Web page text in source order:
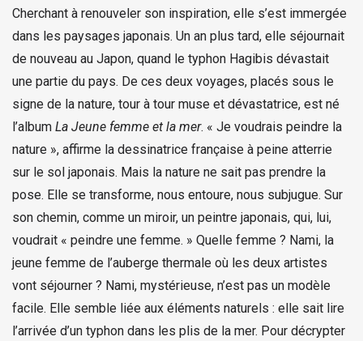
Cherchant à renouveler son inspiration, elle s’est immergée
dans les paysages japonais. Un an plus tard, elle séjournait
de nouveau au Japon, quand le typhon Hagibis dévastait
une partie du pays. De ces deux voyages, placés sous le
signe de la nature, tour à tour muse et dévastatrice, est né
l’album La Jeune femme et la mer. « Je voudrais peindre la
nature », affirme la dessinatrice française à peine atterrie
sur le sol japonais. Mais la nature ne sait pas prendre la
pose. Elle se transforme, nous entoure, nous subjugue. Sur
son chemin, comme un miroir, un peintre japonais, qui, lui,
voudrait « peindre une femme. » Quelle femme ? Nami, la
jeune femme de l’auberge thermale où les deux artistes
vont séjourner ? Nami, mystérieuse, n’est pas un modèle
facile. Elle semble liée aux éléments naturels : elle sait lire
l’arrivée d’un typhon dans les plis de la mer. Pour décrypter